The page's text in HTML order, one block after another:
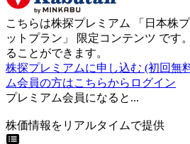
こちらは株探プレミアム 「 日本株
ットプラン 」 限定コンテンツ です
ることができます。
株探プレミアムに申し込む (初回無
ム会員の方はこちらからログイン
プレミアム会員になると...
株価情報をリアルタイムで提供